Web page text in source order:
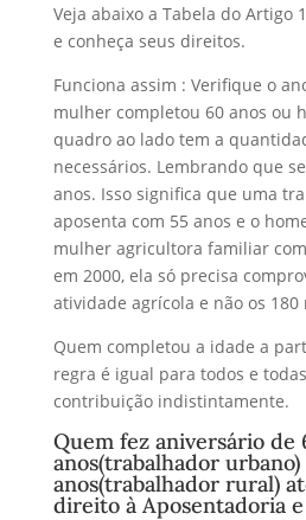
Veja abaixo a Tabela do Artigo
e conheça seus direitos.
Funciona assim : Verifique o
mulher completou 60 anos ou
quadro ao lado tem a
necessários. Lembrando que
anos. Isso significa que uma
aposenta com 55 anos e o
mulher agricultora familiar
em 2000, ela só precisa
atividade agrícola e não os 180
Quem completou a idade a
regra é igual para todos e
contribuição indistintamente.
Quem fez aniversário de
anos(trabalhador
anos(trabalhador rural)
direito à Aposentadoria e